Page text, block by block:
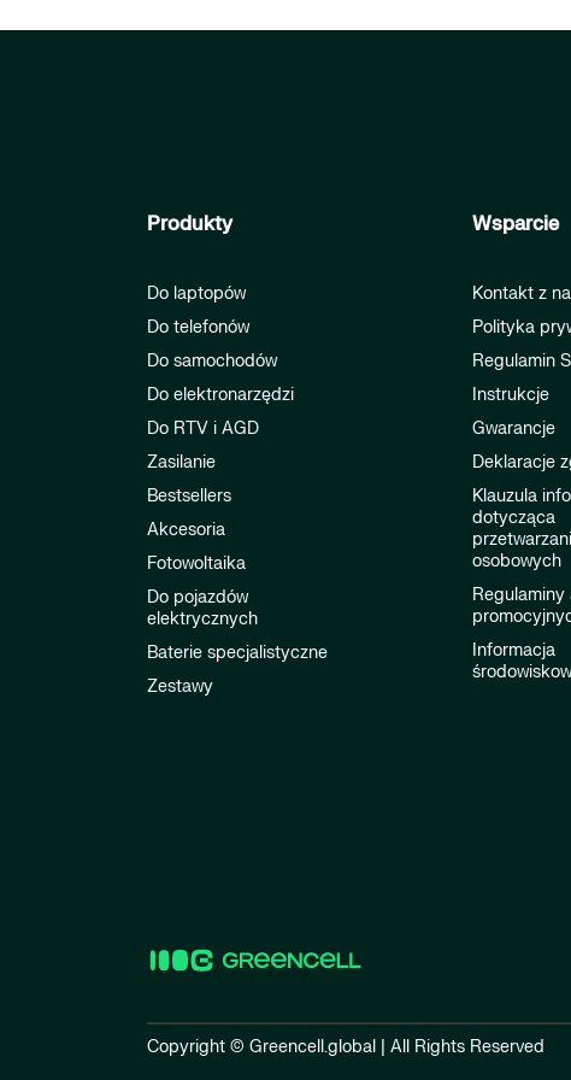
Produkty
Do laptopów
Do telefonów
Do samochodów
Do elektronarzędzi
Do RTV i AGD
Zasilanie
Bestsellers
Akcesoria
Fotowoltaika
Do pojazdów
elektrycznych
Baterie specjalistyczne
Zestawy
Wsparcie
Kontakt z
Polityka
Regulamin
Instrukcje
Gwarancje
Deklaracje
Klauzula
dotycząca
osobowych
Regulaminy
Informacja
Copyright © Greencell.global | All Rights Reserved